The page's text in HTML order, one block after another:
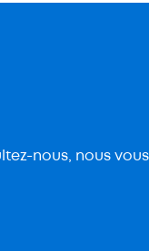
nous, nous